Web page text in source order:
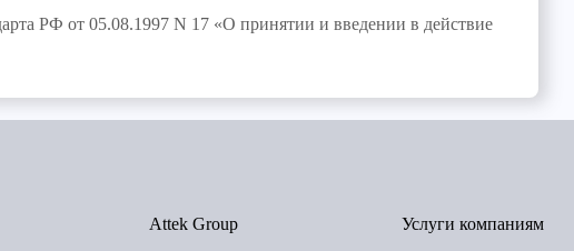
РФ от 05.08.1997 N 17 «О принятии и введении в действие
Attek Group Услуги компаниям